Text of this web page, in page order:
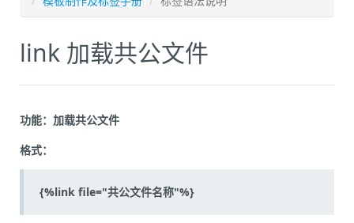
link 加载共公文件
功能：加载共公文件
格式：
{%link file="共公文件名称"%}